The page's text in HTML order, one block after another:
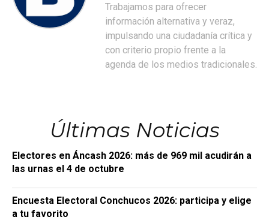
Trabajamos para ofrecer
información alternativa y veraz,
impulsando una ciudadanía crítica y
con criterio propio frente a la
agenda de los medios tradicionales.
Últimas Noticias
Electores en Áncash 2026: más de 969 mil acudirán a
las urnas el 4 de octubre
Encuesta Electoral Conchucos 2026: participa y elige
a tu favorito